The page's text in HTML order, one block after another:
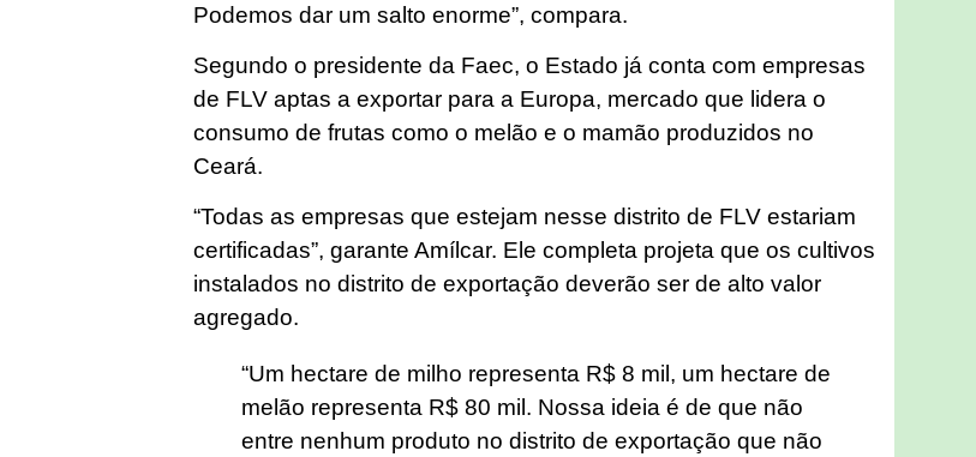
Podemos dar um salto enorme”, compara.
Segundo o presidente da Faec, o Estado já conta com empresas
de FLV aptas a exportar para a Europa, mercado que lidera o
consumo de frutas como o melão e o mamão produzidos no
Ceará.
“Todas as empresas que estejam nesse distrito de FLV estariam
certificadas”, garante Amílcar. Ele completa projeta que os cultivos
instalados no distrito de exportação deverão ser de alto valor
agregado.
“Um hectare de milho representa R$ 8 mil, um hectare de
melão representa R$ 80 mil. Nossa ideia é de que não
entre nenhum produto no distrito de exportação que não